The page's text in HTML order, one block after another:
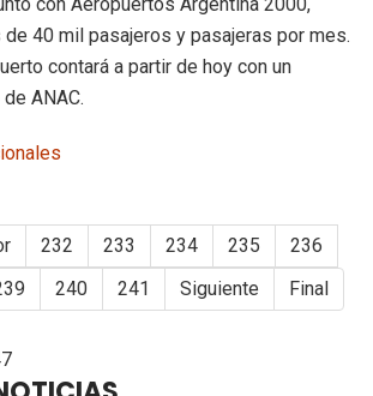
40 mil pasajeros y pasajeras por mes.
contará a partir de hoy con un
ANAC.
232 233 234 235
236
240 241 Siguiente Final